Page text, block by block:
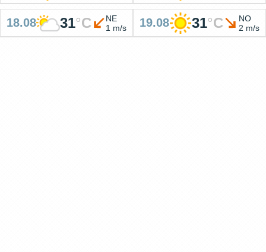
18.08 31°C
NE
1 m/s
19.08 31°C
NO
2 m/s